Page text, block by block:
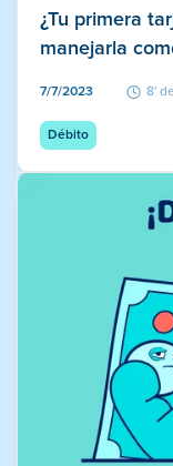
¿Tu primera
manejarla
7/7/2023 8'
Débito